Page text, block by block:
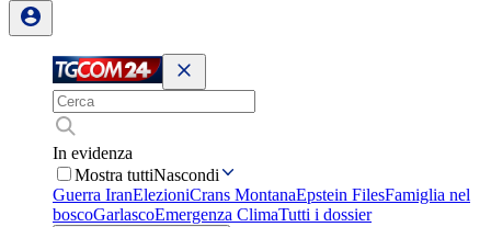
In evidenza
Mostra tuttiNascondi
Guerra IranElezioniCrans MontanaEpstein FilesFamiglia nel
boscoGarlascoEmergenza ClimaTutti i dossier